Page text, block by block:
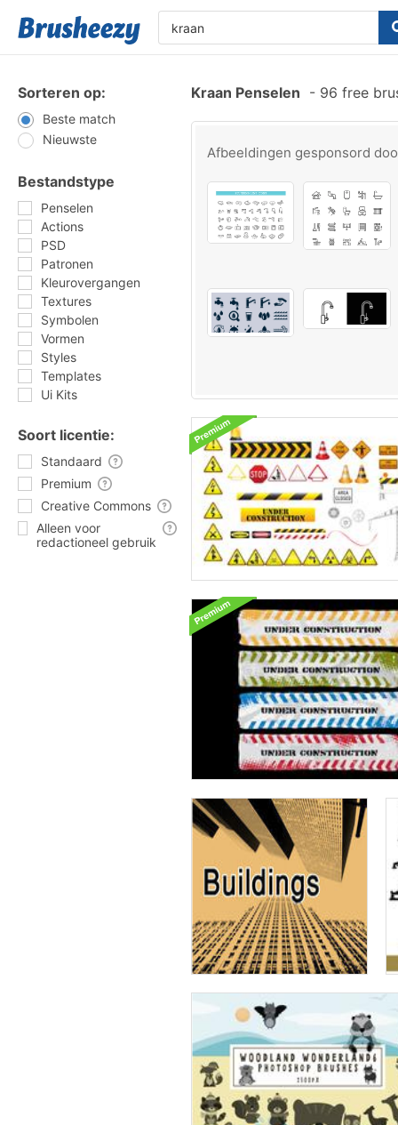
Sorteren op:
Beste match
Nieuwste
Bestandstype
Penselen
Actions
PSD
Patronen
Kleurovergangen
Textures
Symbolen
Vormen
Styles
Templates
Ui Kits
Soort licentie:
Standaard
Premium
Creative Commons
Alleen voor
redactioneel gebruik
Kraan Penselen - 96 free
Afbeeldingen gesponsord